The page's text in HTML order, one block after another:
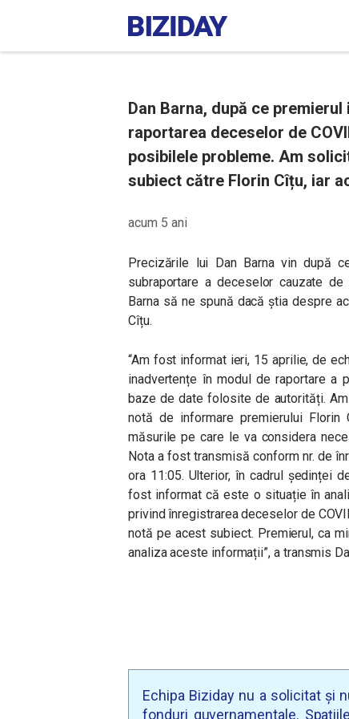
Dan Barna, după ce
raportarea deceselor de
posibilele probleme. Am
subiect către Florin Cîțu, iar
acum 5 ani
Precizările lui Dan Barna vin după
subraportare a deceselor cauzate
Barna să ne spună dacă știa despre
Cîțu.
“Am fost informat ieri, 15 aprilie, de
inadvertențe în modul de raportare a
baze de date folosite de autorități.
notă de informare premierului
măsurile pe care le va considera
Nota a fost transmisă conform nr. de
ora 11:05. Ulterior, în cadrul ședinței
fost informat că este o situație în
privind înregistrarea deceselor de
notă pe acest subiect. Premierul, ca
analiza aceste informații”, a transmis
Echipa Biziday nu a solicitat și
fonduri guvernamentale.